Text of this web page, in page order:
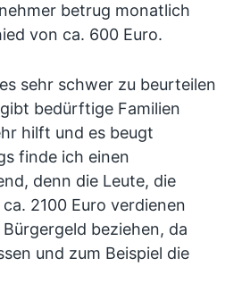
betrug monatlich
von ca. 600 Euro.
sehr schwer zu beurteilen
bedürftige Familien
hilft und es beugt
finde ich einen
denn die Leute, die
2100 Euro verdienen
beziehen, da
und zum Beispiel die